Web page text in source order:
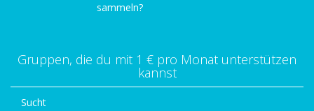
sammeln?
Gruppen, die du mit 1 € pro Monat unterstützen
kannst
Sucht